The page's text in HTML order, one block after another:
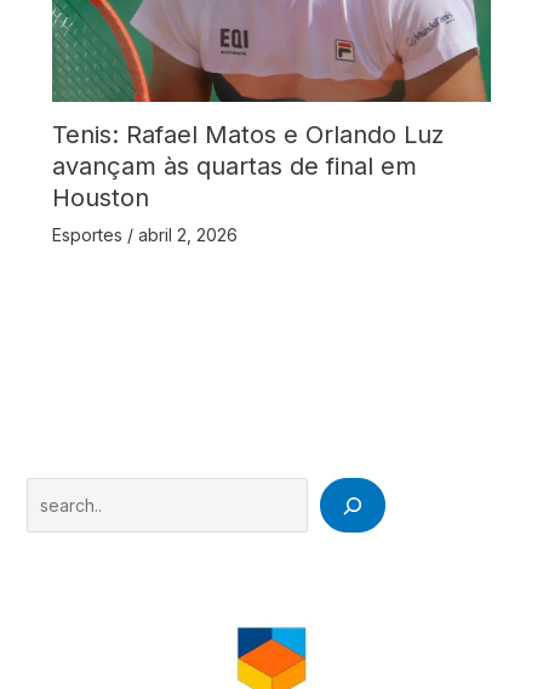
Tenis: Rafael Matos e Orlando Luz
avançam às quartas de final em
Houston
Esportes / abril 2, 2026